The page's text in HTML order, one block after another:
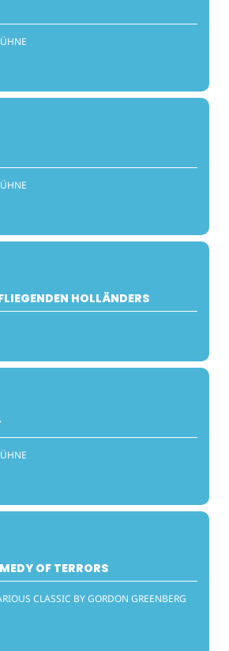
HOLLÄNDERS
OF TERRORS
CLASSIC BY GORDON GREENBERG